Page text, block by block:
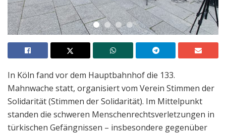
In Köln fand vor dem Hauptbahnhof die 133.
Mahnwache statt, organisiert vom Verein Stimmen der
Solidarität (Stimmen der Solidarität). Im Mittelpunkt
standen die schweren Menschenrechtsverletzungen in
türkischen Gefängnissen – insbesondere gegenüber